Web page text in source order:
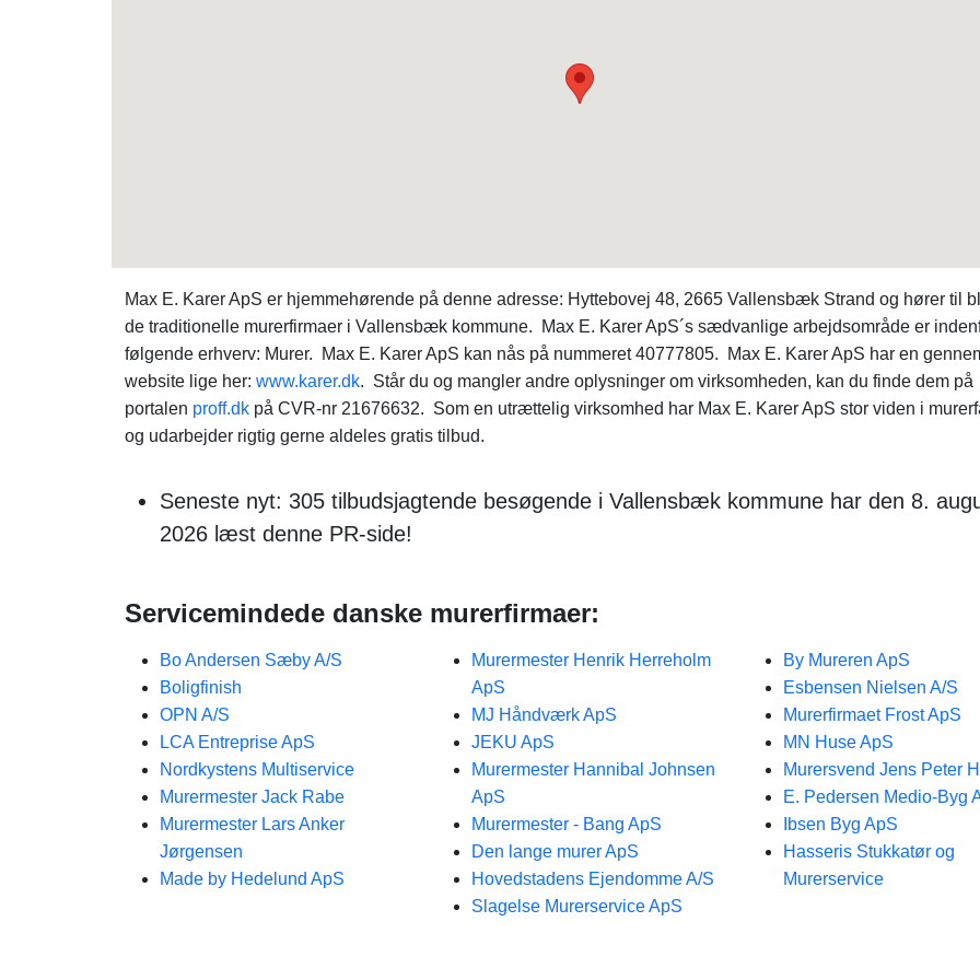
Max E. Karer ApS er hjemmehørende på denne adresse: Hyttebovej 48, 2665 Vallensbæk Strand og hører til
de traditionelle murerfirmaer i Vallensbæk kommune. Max E. Karer ApS´s sædvanlige arbejdsområde er
følgende erhverv: Murer. Max E. Karer ApS kan nås på nummeret 40777805. Max E. Karer ApS har en
website lige her: www.karer.dk. Står du og mangler andre oplysninger om virksomheden, kan du finde dem på
portalen proff.dk på CVR-nr 21676632. Som en utrættelig virksomhed har Max E. Karer ApS stor viden i
og udarbejder rigtig gerne aldeles gratis tilbud.
Seneste nyt: 305 tilbudsjagtende besøgende i Vallensbæk kommune har den 8.
2026 læst denne PR-side!
Servicemindede danske murerfirmaer:
Bo Andersen Sæby A/S
Boligfinish
OPN A/S
LCA Entreprise ApS
Nordkystens Multiservice
Murermester Jack Rabe
Murermester Lars Anker
Jørgensen
Made by Hedelund ApS
Murermester Henrik Herreholm
ApS
MJ Håndværk ApS
JEKU ApS
Murermester Hannibal Johnsen
ApS
Murermester - Bang ApS
Den lange murer ApS
Hovedstadens Ejendomme A/S
Slagelse Murerservice ApS
By Mureren ApS
Esbensen Nielsen A/S
Murerfirmaet Frost ApS
MN Huse ApS
Murersvend Jens Peter
E. Pedersen Medio-Byg
Ibsen Byg ApS
Hasseris Stukkatør og
Murerservice